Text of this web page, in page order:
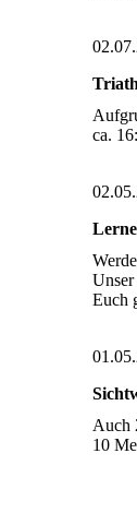
ca.
Euch
Auch
10